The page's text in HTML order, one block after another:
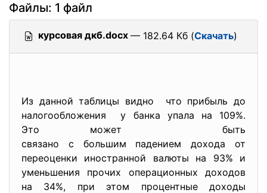
Файлы: 1 файл
курсовая дкб.docx — 182.64 Кб (Скачать)
Из данной таблицы видно что прибыль до
налогообложения у банка упала на 109%.
Это может быть
связано с большим падением дохода от
переоценки иностранной валюты на 93% и
уменьшения прочих операционных доходов
на 34%, при этом процентные доходы